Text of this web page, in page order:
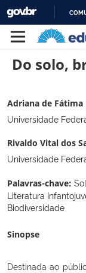
Do solo,
Adriana de Fátima
Universidade
Rivaldo Vital dos
Universidade
Palavras-chave:
Literatura
Biodiversidade
Sinopse
Destinada ao